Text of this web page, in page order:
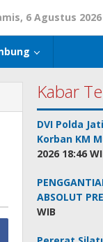
6 Agustus 2026
Kabar
DVI Polda
Korban KM
2026 18:46
ABSOLUT
WIB